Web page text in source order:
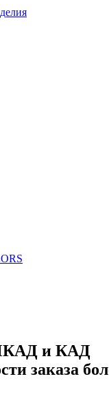
и КАД
заказа